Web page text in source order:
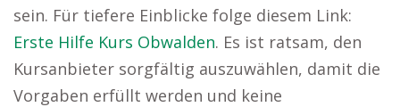
sein. Für tiefere Einblicke folge diesem Link:
Erste Hilfe Kurs Obwalden. Es ist ratsam, den
Kursanbieter sorgfältig auszuwählen, damit die
Vorgaben erfüllt werden und keine